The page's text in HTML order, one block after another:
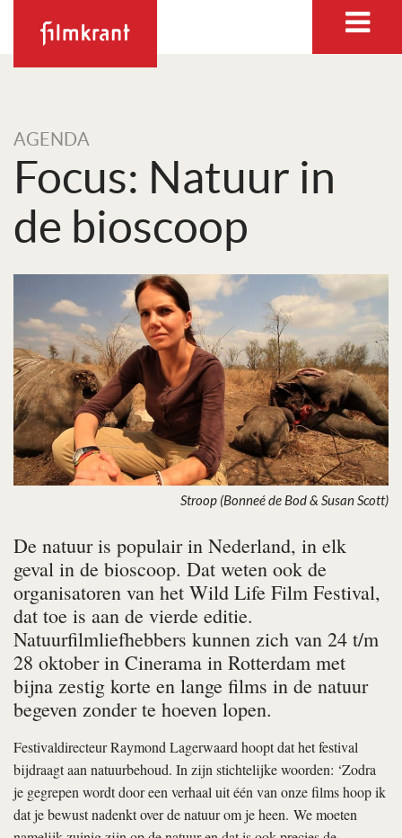
AGENDA
Focus: Natuur in
de bioscoop
Stroop (Bonneé de Bod & Susan Scott)
De natuur is populair in Nederland, in elk
geval in de bioscoop. Dat weten ook de
organisatoren van het Wild Life Film Festival,
dat toe is aan de vierde editie.
Natuurfilmliefhebbers kunnen zich van 24 t/m
28 oktober in Cinerama in Rotterdam met
bijna zestig korte en lange films in de natuur
begeven zonder te hoeven lopen.
Festivaldirecteur Raymond Lagerwaard hoopt dat het festival
bijdraagt aan natuurbehoud. In zijn stichtelijke woorden: ‘Zodra
je gegrepen wordt door een verhaal uit één van onze films hoop ik
dat je bewust nadenkt over de natuur om je heen. We moeten